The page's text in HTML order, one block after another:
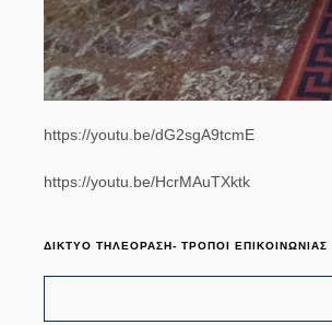
https://youtu.be/dG2sgA9tcmE
https://youtu.be/HcrMAuTXktk
ΔΙΚΤΥΟ ΤΗΛΕΟΡΑΣΗ- ΤΡΟΠΟΙ ΕΠΙΚΟΙΝΩΝΙΑΣ